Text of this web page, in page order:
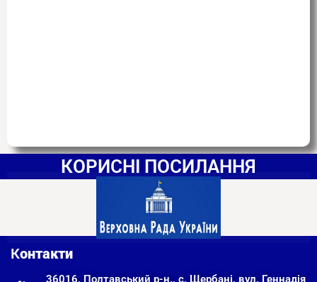
КОРИСНІ ПОСИЛАННЯ
Контакти
36016, Полтавський р-н., с. Щербані, вул. Геннадія